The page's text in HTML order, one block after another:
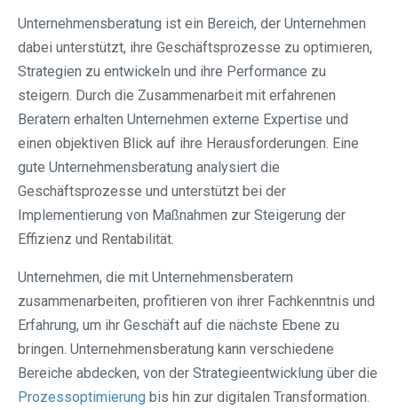
Unternehmensberatung ist ein Bereich, der Unternehmen
dabei unterstützt, ihre Geschäftsprozesse zu optimieren,
Strategien zu entwickeln und ihre Performance zu
steigern. Durch die Zusammenarbeit mit erfahrenen
Beratern erhalten Unternehmen externe Expertise und
einen objektiven Blick auf ihre Herausforderungen. Eine
gute Unternehmensberatung analysiert die
Geschäftsprozesse und unterstützt bei der
Implementierung von Maßnahmen zur Steigerung der
Effizienz und Rentabilität.
Unternehmen, die mit Unternehmensberatern
zusammenarbeiten, profitieren von ihrer Fachkenntnis und
Erfahrung, um ihr Geschäft auf die nächste Ebene zu
bringen. Unternehmensberatung kann verschiedene
Bereiche abdecken, von der Strategieentwicklung über die
Prozessoptimierung bis hin zur digitalen Transformation.